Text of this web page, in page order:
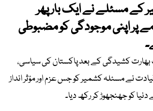
کے مسئلے نے ایک بار پھر
پر اپنی موجودگی کو مضبوطی
پاک بھارت کشیدگی کے بعد پاکستان کی سیاسی،
نے مسئلہ کشمیر کو جس عزم اور مؤثر انداز
کو جھنجھوڑ کر رکھ دیا۔